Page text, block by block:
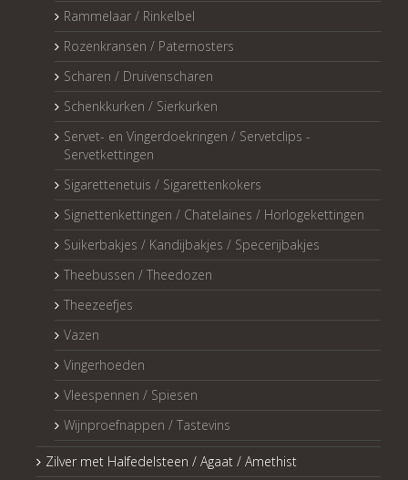
Rammelaar / Rinkelbel
Rozenkransen / Paternosters
Scharen / Druivenscharen
Schenkkurken / Sierkurken
Servet- en Vingerdoekringen / Servetclips -
Servetkettingen
Sigarettenetuis / Sigarettenkokers
Signettenkettingen / Chatelaines / Horlogekettingen
Suikerbakjes / Kandijbakjes / Specerijbakjes
Theebussen / Theedozen
Theezeefjes
Vazen
Vingerhoeden
Vleespennen / Spiesen
Wijnproefnappen / Tastevins
Zilver met Halfedelsteen / Agaat / Amethist